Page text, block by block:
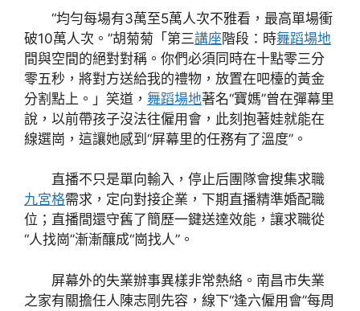
“均勻每場有3萬至5萬人次不雅看，最高單場衝
破10萬人次。”胡菊菊「第三講座階段：時舞蹈場地
間與空間的絕對對稱。你們必須同時在十點零三分
零五秒，將對方送給我的禮物，放置在吧檯的黃金
分割點上。」笑道， 舞蹈場地著名“寶媽”曾在彈幕里
說，以前帶孩子沒法往僱用會，此刻抱著娃就能在
線選崗，這讓她感到“屏幕里的任務有了溫度”。
直播不只是單向輸入，停止后團隊會搜集求職
九宮格需求，定向對接企業，下期直播精準婚配職
位；直播間還守舊了簡歷一鍵送達效能，讓求職從
“人找崗”漸漸釀成“崗找人”。
屏幕外的失業辦事異樣非常熱絡。南昌市失業
之家有關擔任人陳志剛先容，線下“逢六僱用會”每周